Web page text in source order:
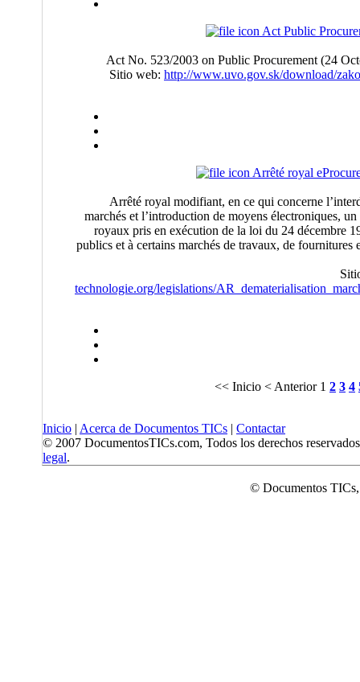
Act Public
Act No. 523/2003 on Public Procurement (24
Sitio web: http://www.uvo.gov.sk/download/
Arrêté royal
Arrêté royal modifiant, en ce qui concerne
marchés et l’introduction de moyens électroniques, un
royaux pris en exécution de la loi du 24 décembre
publics et à certains marchés de travaux, de
technologie.org/legislations/
<< Inicio < Anterior 1 2 3 4
Inicio | Acerca de Documentos TICs | Contactar
© 2007 DocumentosTICs.com, Todos los derechos
legal.
© Documentos